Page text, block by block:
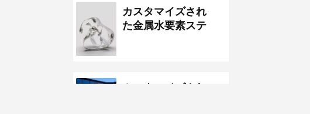
カスタマイズされ
た金属水要素ステ
カスタマイズされ